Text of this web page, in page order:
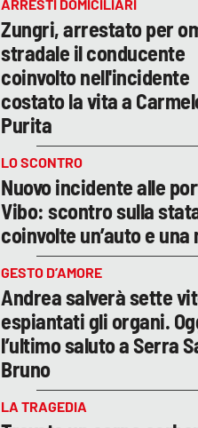
ARRESTI DOMICILIARI
Zungri, arrestato per
stradale il conducente
coinvolto nell'incidente
costato la vita a
Purita
LO SCONTRO
Nuovo incidente alle
Vibo: scontro sulla
coinvolte un’auto e una
GESTO D’AMORE
Andrea salverà sette
espiantati gli organi.
l’ultimo saluto a Serra
Bruno
LA TRAGEDIA